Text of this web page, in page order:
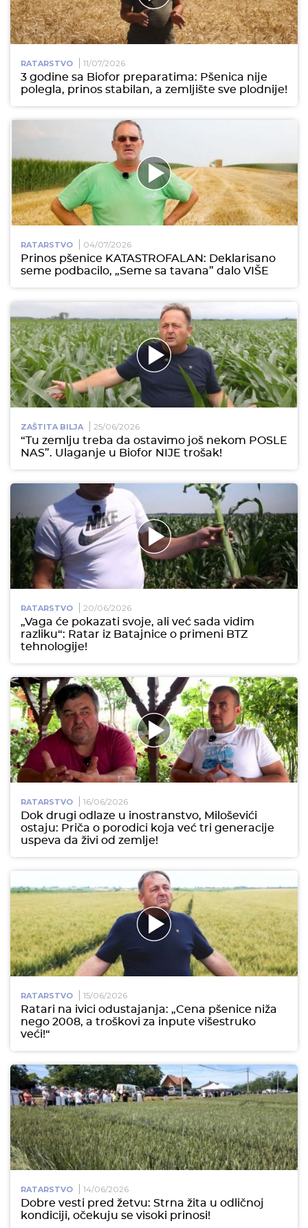
RATARSTVO 11/07/2026
3 godine sa Biofor preparatima: Pšenica nije
polegla, prinos stabilan, a zemljište sve plodnije!
RATARSTVO 04/07/2026
Prinos pšenice KATASTROFALAN: Deklarisano
seme podbacilo, „Seme sa tavana” dalo VIŠE
ZAŠTITA BILJA 25/06/2026
“Tu zemlju treba da ostavimo još nekom POSLE
NAS”. Ulaganje u Biofor NIJE trošak!
RATARSTVO 20/06/2026
„Vaga će pokazati svoje, ali već sada vidim
razliku“: Ratar iz Batajnice o primeni BTZ
tehnologije!
RATARSTVO 16/06/2026
Dok drugi odlaze u inostranstvo, Miloševići
ostaju: Priča o porodici koja već tri generacije
uspeva da živi od zemlje!
RATARSTVO 15/06/2026
Ratari na ivici odustajanja: „Cena pšenice niža
nego 2008, a troškovi za inpute višestruko
veći!“
RATARSTVO 14/06/2026
Dobre vesti pred žetvu: Strna žita u odličnoj
kondiciji, očekuju se visoki prinosi!